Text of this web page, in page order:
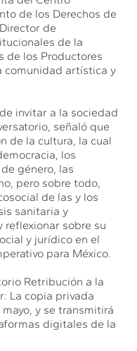
de los Derechos de
de
de la
de los Productores
comunidad artística y
invitar a la sociedad
señaló que
de la cultura, la cual
los
género, las
pero sobre todo,
de las y los
sanitaria y
reflexionar sobre su
y jurídico en el
para México.
Retribución a la
La copia privada
y se transmitirá
digitales de la